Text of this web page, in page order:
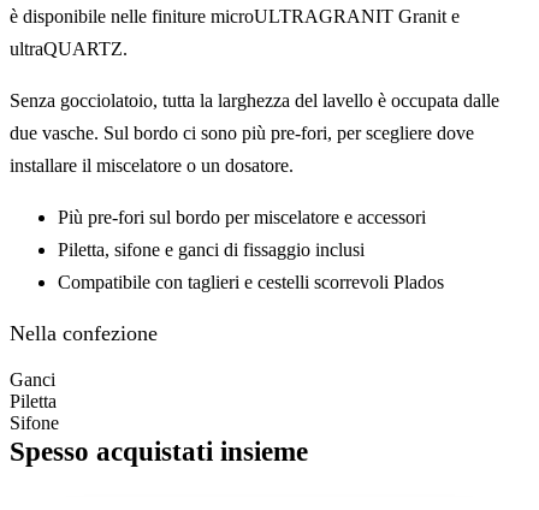
è disponibile nelle finiture microULTRAGRANIT Granit e
ultraQUARTZ.
Senza gocciolatoio, tutta la larghezza del lavello è occupata dalle
due vasche. Sul bordo ci sono più pre-fori, per scegliere dove
installare il miscelatore o un dosatore.
Più pre-fori sul bordo per miscelatore e accessori
Piletta, sifone e ganci di fissaggio inclusi
Compatibile con taglieri e cestelli scorrevoli Plados
Nella confezione
Ganci
Piletta
Sifone
Spesso acquistati insieme